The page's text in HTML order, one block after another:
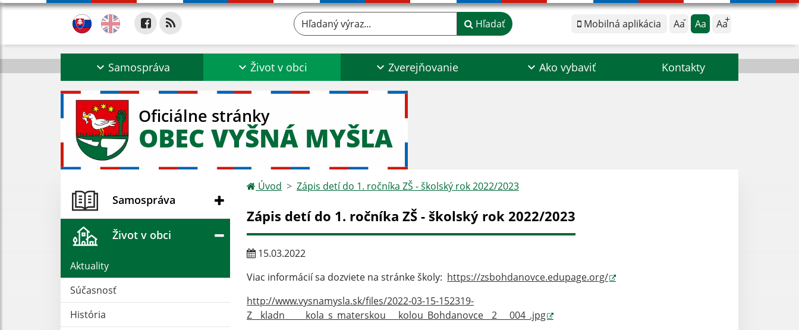
Mobilná aplikácia Aa Aa Aa
Hľadaný výraz... Hľadať
Samospráva Život v obci Zverejňovanie Ako vybaviť Kontakty
Oficiálne stránky
OBEC VYŠNÁ MYŠĽA
Samospráva
Život v obci
Aktuality
Súčasnosť
História
Úvod Zápis detí do 1. ročníka ZŠ - školský rok 2022/2023
Zápis detí do 1. ročníka ZŠ - školský rok 2022/2023
15.03.2022
Viac informácií sa dozviete na stránke školy: https://zsbohdanovce.edupage.org/
http://www.vysnamysla.sk/files/2022-03-15-152319-
Z__kladn_____kola_s_materskou___kolou_Bohdanovce__2___004_.jpg